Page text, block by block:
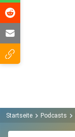
Startseite Podcasts